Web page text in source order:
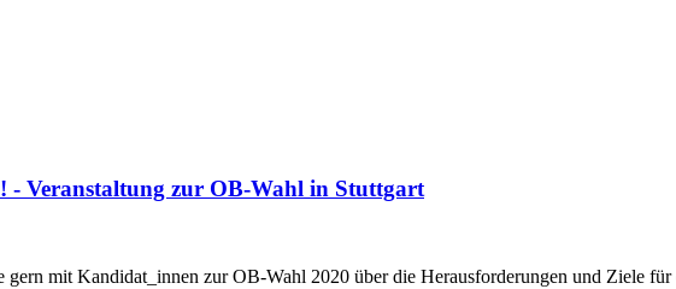
- Veranstaltung zur OB-Wahl in Stuttgart
mit Kandidat_innen zur OB-Wahl 2020 über die Herausforderungen und Ziele